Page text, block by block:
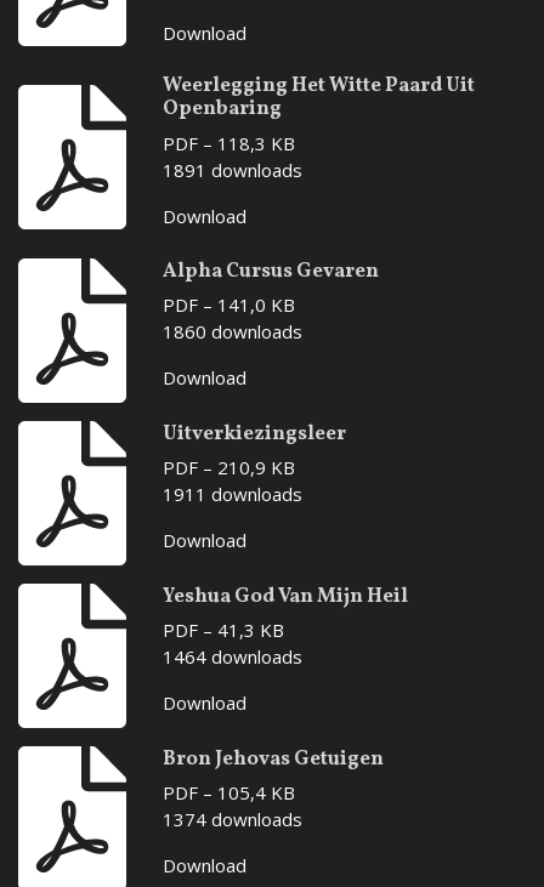
Download
Weerlegging Het Witte Paard Uit
Openbaring
PDF – 118,3 KB
1891 downloads
Download
Alpha Cursus Gevaren
PDF – 141,0 KB
1860 downloads
Download
Uitverkiezingsleer
PDF – 210,9 KB
1911 downloads
Download
Yeshua God Van Mijn Heil
PDF – 41,3 KB
1464 downloads
Download
Bron Jehovas Getuigen
PDF – 105,4 KB
1374 downloads
Download